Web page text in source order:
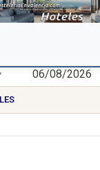
06/08/2026